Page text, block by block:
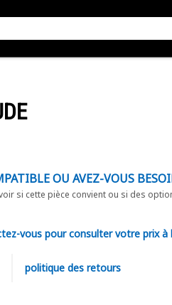
OU AVEZ-VOUS
si cette pièce convient ou si des
vous pour consulter votre prix
politique des retours